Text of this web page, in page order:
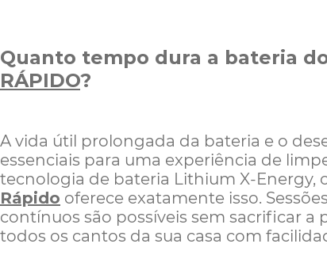
Quanto tempo dura a bateria
RÁPIDO?
A vida útil prolongada da bateria e o
essenciais para uma experiência de
tecnologia de bateria Lithium X-Energy,
Rápido oferece exatamente isso.
contínuos são possíveis sem sacrificar
todos os cantos da sua casa com